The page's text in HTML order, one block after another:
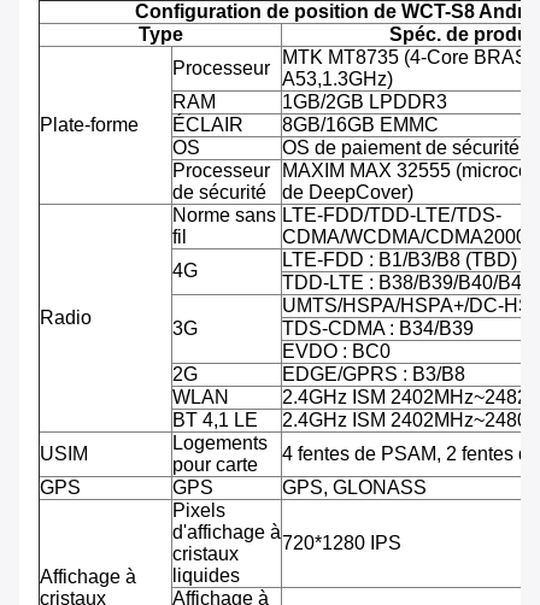
Configuration de position de WCT-S8
Type
Spéc. de produit
Plate-forme
Processeur
MTK MT8735 (4-Core BRAS
A53,1.3GHz)
RAM
1GB/2GB LPDDR3
ÉCLAIR
8GB/16GB EMMC
OS
OS de paiement de sécurité
Processeur
de sécurité
MAXIM MAX 32555
de DeepCover)
Radio
Norme sans
fil
LTE-FDD/TDD-LTE/TDS-
CDMA/WCDMA/CDMA2000/
4G
LTE-FDD : B1/B3/B8 (TBD)
TDD-LTE : B38/B39/B40/B41
3G
UMTS/HSPA/HSPA+/DC-
TDS-CDMA : B34/B39
EVDO : BC0
2G
EDGE/GPRS : B3/B8
WLAN
2.4GHz ISM
BT 4,1 LE
2.4GHz ISM
USIM
Logements
pour carte
4 fentes de PSAM, 2 fentes
GPS
GPS GPS, GLONASS
Affichage à
cristaux
Pixels
d'affichage à
cristaux
liquides
720*1280 IPS
Affichage à